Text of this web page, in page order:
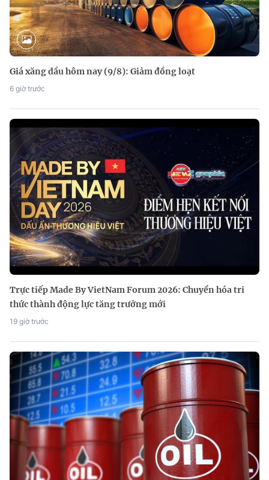
Giá xăng dầu hôm nay (9/8): Giảm đồng loạt
6 giờ trước
Trực tiếp Made By VietNam Forum 2026: Chuyển hóa tri
thức thành động lực tăng trưởng mới
19 giờ trước